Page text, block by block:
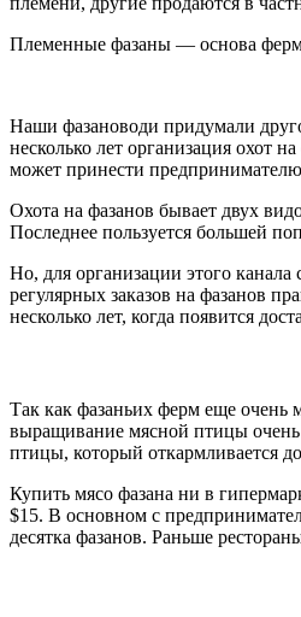
Племенные фазаны — основа
Наши фазановоди придумали
несколько лет организация охот
может принести
Охота на фазанов бывает двух
Последнее пользуется большей
Но, для организации этого канала
регулярных заказов на фазанов
несколько лет, когда появится
Так как фазаньих ферм еще очень
выращивание мясной птицы очень
птицы, который откармливается
Купить мясо фазана ни в
$15. В основном с
десятка фазанов. Раньше